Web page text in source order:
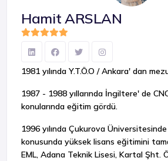
Hamit ARSLAN
1981 yılında Y.T.Ö.O / Ankara' dan
1987 - 1988 yıllarında İngiltere' de
konularında eğitim gördü.
1996 yılında Çukurova
konusunda yüksek lisans eğitimini
EML, Adana Teknik Lisesi, Kartal Şht.